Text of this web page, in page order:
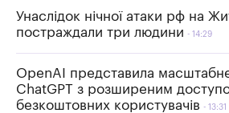
Унаслідок нічної атаки рф на
постраждали три людини
14:29
OpenAI представила
ChatGPT з розширеним
безкоштовних користувачів
13:31